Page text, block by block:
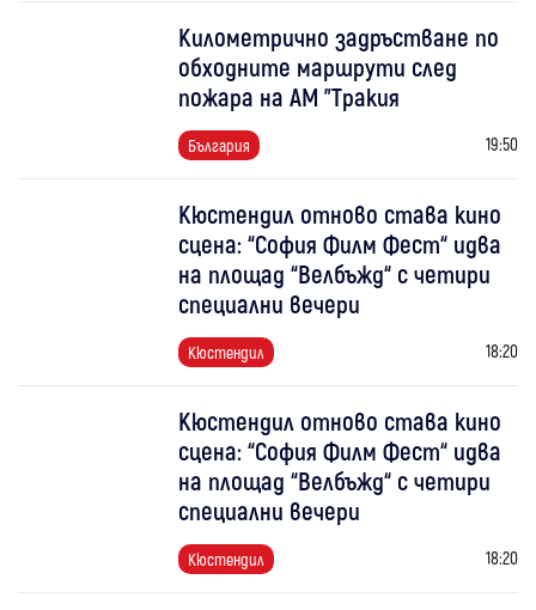
Километрично задръстване по
обходните маршрути след
пожара на АМ "Тракия
България 19:50
Кюстендил отново става кино
сцена: “София Филм Фест“ идва
на площад “Велбъжд“ с четири
специални вечери
Кюстендил 18:20
Кюстендил отново става кино
сцена: “София Филм Фест“ идва
на площад “Велбъжд“ с четири
специални вечери
Кюстендил 18:20